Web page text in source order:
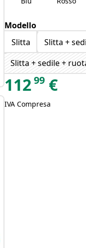
Modello
Slitta
Slitta +
Slitta + sedile +
11299 €
IVA Compresa